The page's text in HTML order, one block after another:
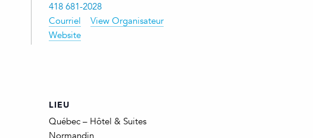
418 681-2028
Courriel
View Organisateur
Website
LIEU
Québec – Hôtel & Suites
Normandin